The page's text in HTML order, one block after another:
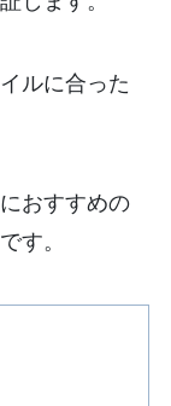
ルに合った
おすすめの
す。